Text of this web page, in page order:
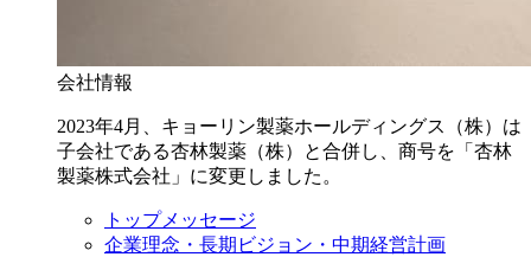
会社情報
2023年4月、キョーリン製薬ホールディングス（株）は
子会社である杏林製薬（株）と合併し、商号を「杏林
製薬株式会社」に変更しました。
トップメッセージ
企業理念・長期ビジョン・中期経営計画